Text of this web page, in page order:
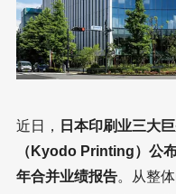
近日，
日本印刷业三大
（Kyodo Printing）公
年合并业绩报告。从整